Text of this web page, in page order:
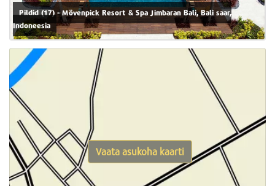
Pildid (17) - Mövenpick Resort & Spa Jimbaran Bali, Bali saar,
Indoneesia
Vaata asukoha kaarti